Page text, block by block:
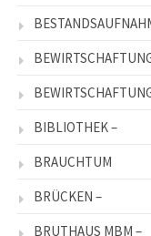
BIBLIOTHEK –
BRAUCHTUM
BRÜCKEN –
BRUTHAUS MBM –